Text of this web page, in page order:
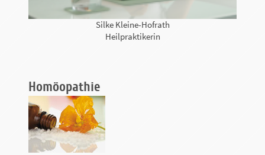
Silke Kleine-Hofrath
Heilpraktikerin
Homöopathie